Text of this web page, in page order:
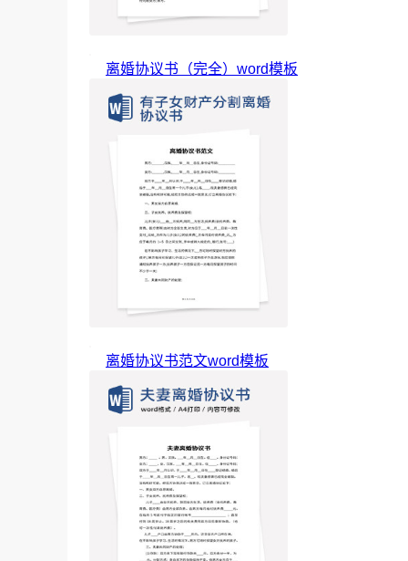
离婚协议书（完全）word模板
离婚协议书范文word模板